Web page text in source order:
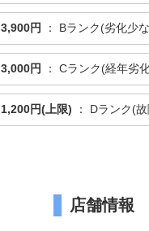
3,900円 ： Bランク(劣化少
3,000円 ： Cランク(経年劣
1,200円(上限) ： Dランク(
店舗情報